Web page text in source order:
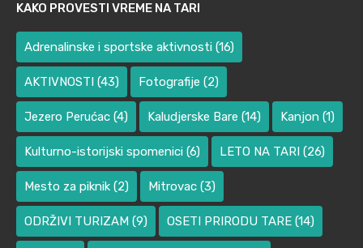
KAKO PROVESTI VREME NA TARI
Adrenalinske i sportske aktivnosti (16)
AKTIVNOSTI (43) Fotografije (2)
Jezero Perućac (4) Kaludjerske Bare (14) Kanjon (1)
Kulturno-istorijski spomenici (6) LETO NA TARI (26)
Mesto za piknik (2) Mitrovac (3)
ODRŽIVI TURIZAM (9) OSETI PRIRODU TARE (14)